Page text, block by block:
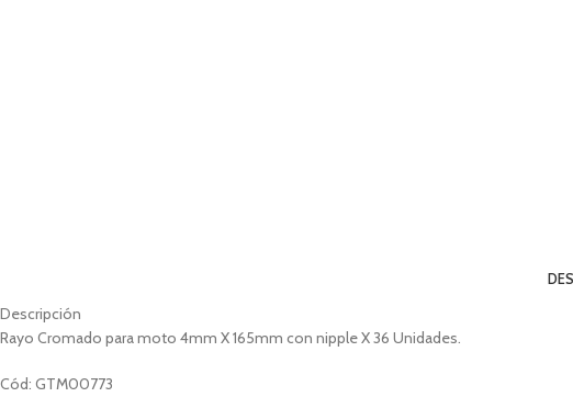
Descripción
Rayo Cromado para moto 4mm X 165mm con nipple X 36 Unidades.
Cód: GTM00773